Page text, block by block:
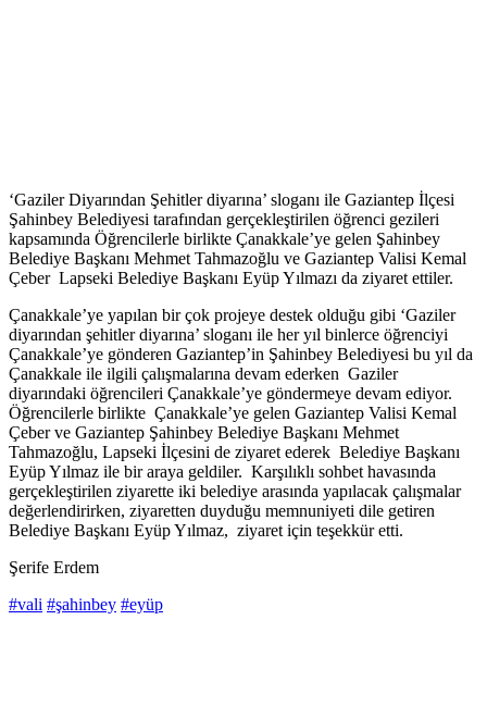
‘Gaziler Diyarından Şehitler diyarına’ sloganı ile Gaziantep İlçesi
Şahinbey Belediyesi tarafından gerçekleştirilen öğrenci gezileri
kapsamında Öğrencilerle birlikte Çanakkale’ye gelen Şahinbey
Belediye Başkanı Mehmet Tahmazoğlu ve Gaziantep Valisi Kemal
Çeber Lapseki Belediye Başkanı Eyüp Yılmazı da ziyaret ettiler.
Çanakkale’ye yapılan bir çok projeye destek olduğu gibi ‘Gaziler
diyarından şehitler diyarına’ sloganı ile her yıl binlerce öğrenciyi
Çanakkale’ye gönderen Gaziantep’in Şahinbey Belediyesi bu yıl da
Çanakkale ile ilgili çalışmalarına devam ederken Gaziler
diyarındaki öğrencileri Çanakkale’ye göndermeye devam ediyor.
Öğrencilerle birlikte Çanakkale’ye gelen Gaziantep Valisi Kemal
Çeber ve Gaziantep Şahinbey Belediye Başkanı Mehmet
Tahmazoğlu, Lapseki İlçesini de ziyaret ederek Belediye Başkanı
Eyüp Yılmaz ile bir araya geldiler. Karşılıklı sohbet havasında
gerçekleştirilen ziyarette iki belediye arasında yapılacak çalışmalar
değerlendirirken, ziyaretten duyduğu memnuniyeti dile getiren
Belediye Başkanı Eyüp Yılmaz, ziyaret için teşekkür etti.
Şerife Erdem
#vali #şahinbey #eyüp